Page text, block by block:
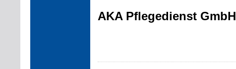
AKA Pflegedienst GmbH